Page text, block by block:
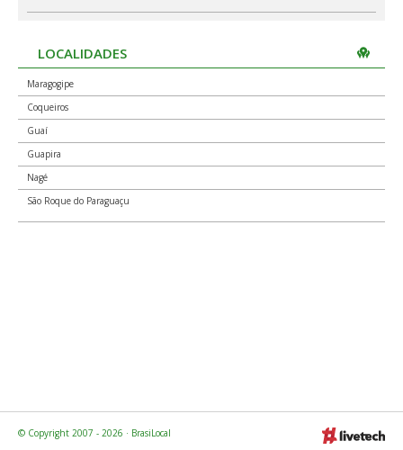
44430-000
AGC Coqueiros, Rua Durval Morais 06
Centro
44430-970
Nagé (Maragogipe)
44432-000
LOCALIDADES
Maragogipe
Coqueiros
Guaí
Guapira
Nagé
São Roque do Paraguaçu
© Copyright 2007 - 2026 · BrasiLocal